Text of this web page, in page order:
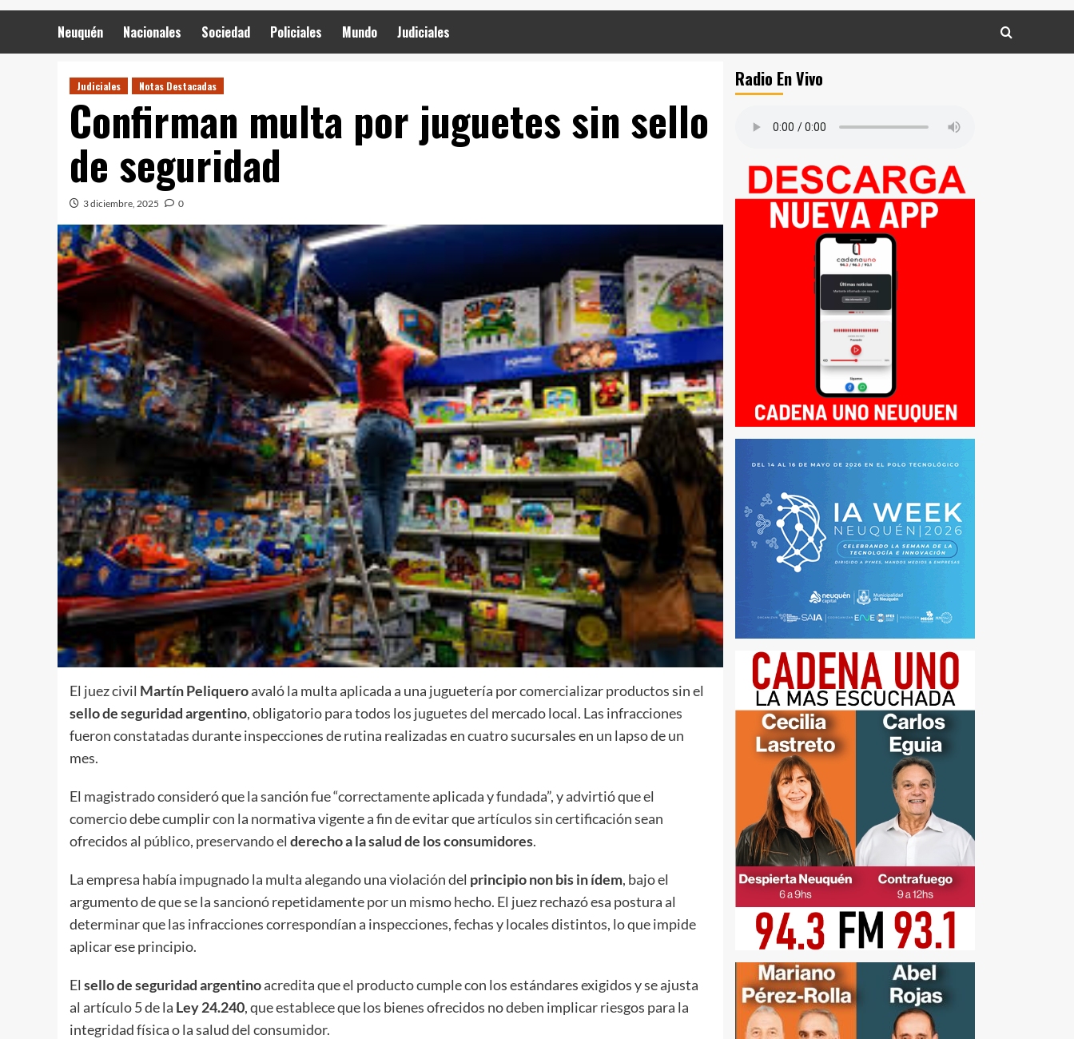
Neuquén Nacionales Sociedad Policiales Mundo Judiciales
Judiciales Notas Destacadas
Confirman multa por juguetes sin sello
de seguridad
3 diciembre, 2025 0
El juez civil Martín Peliqueroavaló la multa aplicada a una juguetería por comercializar productos sin el
sello de seguridad argentino, obligatorio para todos los juguetes del mercado local. Las infracciones
fueron constatadas durante inspecciones de rutina realizadas en cuatro sucursales en un lapso de un
mes.
El magistrado consideró que la sanción fue “correctamente aplicada y fundada”, y advirtió que el
comercio debe cumplir con la normativa vigente a fin de evitar que artículos sin certificación sean
ofrecidos al público, preservando el derecho a la salud de los consumidores.
La empresa había impugnado la multa alegando una violación del principio non bis in ídem, bajo el
argumento de que se la sancionó repetidamente por un mismo hecho. El juez rechazó esa postura al
determinar que las infracciones correspondían a inspecciones, fechas y locales distintos, lo que impide
aplicar ese principio.
El sello de seguridad argentinoacredita que el producto cumple con los estándares exigidos y se ajusta
al artículo 5 de la Ley 24.240, que establece que los bienes ofrecidos no deben implicar riesgos para la
integridad física o la salud del consumidor.
Radio En Vivo